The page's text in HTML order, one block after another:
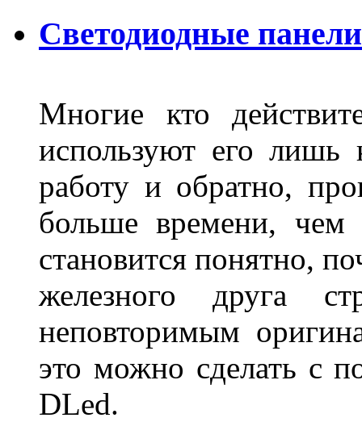
Светодиодные
Многие кто
используют его лишь
работу и обратно,
больше времени, чем
становится понятно,
железного друга
неповторимым
это можно сделать с
DLed.